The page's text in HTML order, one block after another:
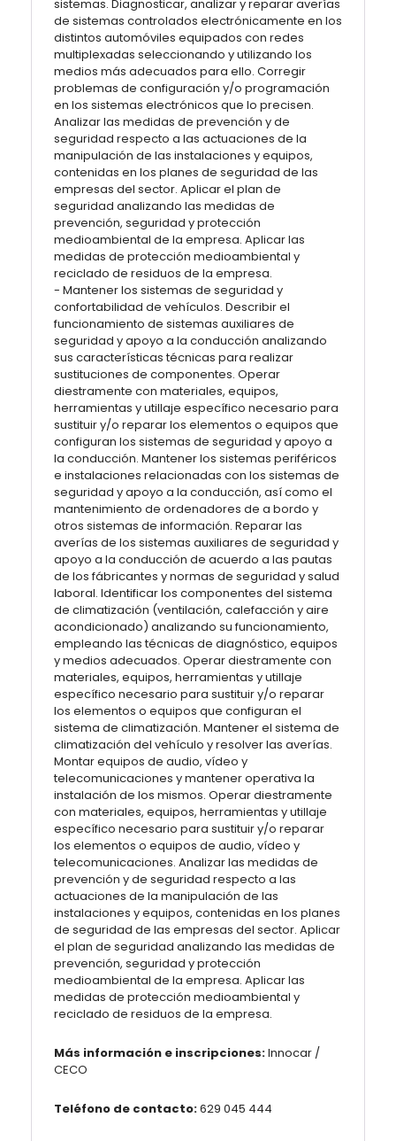
sistemas. Diagnosticar, analizar y reparar averías
de sistemas controlados electrónicamente en los
distintos automóviles equipados con redes
multiplexadas seleccionando y utilizando los
medios más adecuados para ello. Corregir
problemas de configuración y/o programación
en los sistemas electrónicos que lo precisen.
Analizar las medidas de prevención y de
seguridad respecto a las actuaciones de la
manipulación de las instalaciones y equipos,
contenidas en los planes de seguridad de las
empresas del sector. Aplicar el plan de
seguridad analizando las medidas de
prevención, seguridad y protección
medioambiental de la empresa. Aplicar las
medidas de protección medioambiental y
reciclado de residuos de la empresa.
- Mantener los sistemas de seguridad y
confortabilidad de vehículos. Describir el
funcionamiento de sistemas auxiliares de
seguridad y apoyo a la conducción analizando
sus características técnicas para realizar
sustituciones de componentes. Operar
diestramente con materiales, equipos,
herramientas y utillaje específico necesario para
sustituir y/o reparar los elementos o equipos que
configuran los sistemas de seguridad y apoyo a
la conducción. Mantener los sistemas periféricos
e instalaciones relacionadas con los sistemas de
seguridad y apoyo a la conducción, así como el
mantenimiento de ordenadores de a bordo y
otros sistemas de información. Reparar las
averías de los sistemas auxiliares de seguridad y
apoyo a la conducción de acuerdo a las pautas
de los fábricantes y normas de seguridad y salud
laboral. Identificar los componentes del sistema
de climatización (ventilación, calefacción y aire
acondicionado) analizando su funcionamiento,
empleando las técnicas de diagnóstico, equipos
y medios adecuados. Operar diestramente con
materiales, equipos, herramientas y utillaje
específico necesario para sustituir y/o reparar
los elementos o equipos que configuran el
sistema de climatización. Mantener el sistema de
climatización del vehículo y resolver las averías.
Montar equipos de audio, vídeo y
telecomunicaciones y mantener operativa la
instalación de los mismos. Operar diestramente
con materiales, equipos, herramientas y utillaje
específico necesario para sustituir y/o reparar
los elementos o equipos de audio, vídeo y
telecomunicaciones. Analizar las medidas de
prevención y de seguridad respecto a las
actuaciones de la manipulación de las
instalaciones y equipos, contenidas en los planes
de seguridad de las empresas del sector. Aplicar
el plan de seguridad analizando las medidas de
prevención, seguridad y protección
medioambiental de la empresa. Aplicar las
medidas de protección medioambiental y
reciclado de residuos de la empresa.
Más información e inscripciones:Innocar /
CECO
Teléfono de contacto:629 045 444